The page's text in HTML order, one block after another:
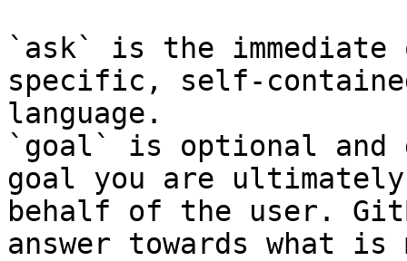
`ask` is the
specific, self-
language.
`goal` is optional and
goal you are
behalf of the user.
answer towards what